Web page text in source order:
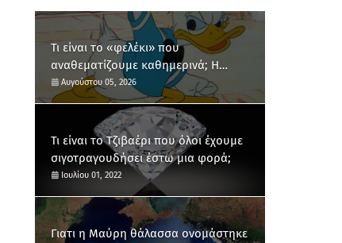
Τι είναι το «φελέκι» που
αναθεματίζουμε καθημερινά; Η
ανατολίτικη διαδρομή μιας λαϊκής
έκφρασης
Αυγούστου 05, 2026
Τι είναι το Τζιβαέρι που όλοι έχουμε
σιγοτραγουδήσει έστω μια φορά;
Ιουλίου 01, 2022
Γιατι η Μαύρη θάλασσα ονομάστηκε